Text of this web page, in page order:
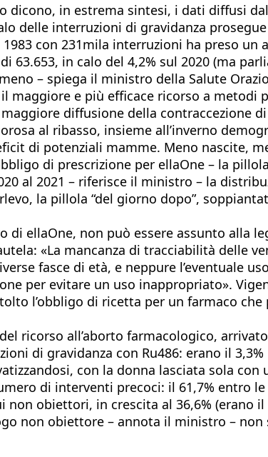
in estrema sintesi, i dati diffusi
delle interruzioni di gravidanza
con 231mila interruzioni ha preso un
63.653, in calo del 4,2% sul 2020 (ma
– spiega il ministro della Salute
e più efficace ricorso a metodi
diffusione della contraccezione
al ribasso, insieme all’inverno
di potenziali mamme. Meno nascite,
di prescrizione per ellaOne – la
al 2021 – riferisce il ministro – la
la pillola “del giorno dopo”,
ellaOne, non può essere assunto alla
«La mancanza di tracciabilità delle
fasce di età, e neppure l’eventuale
per evitare un uso inappropriato».
l’obbligo di ricetta per un farmaco
ricorso all’aborto farmacologico,
di gravidanza con Ru486: erano il 3,3%
con la donna lasciata sola
di interventi precoci: il 61,7% entro
obiettori, in crescita al 36,6% (erano
non obiettore – annota il ministro –